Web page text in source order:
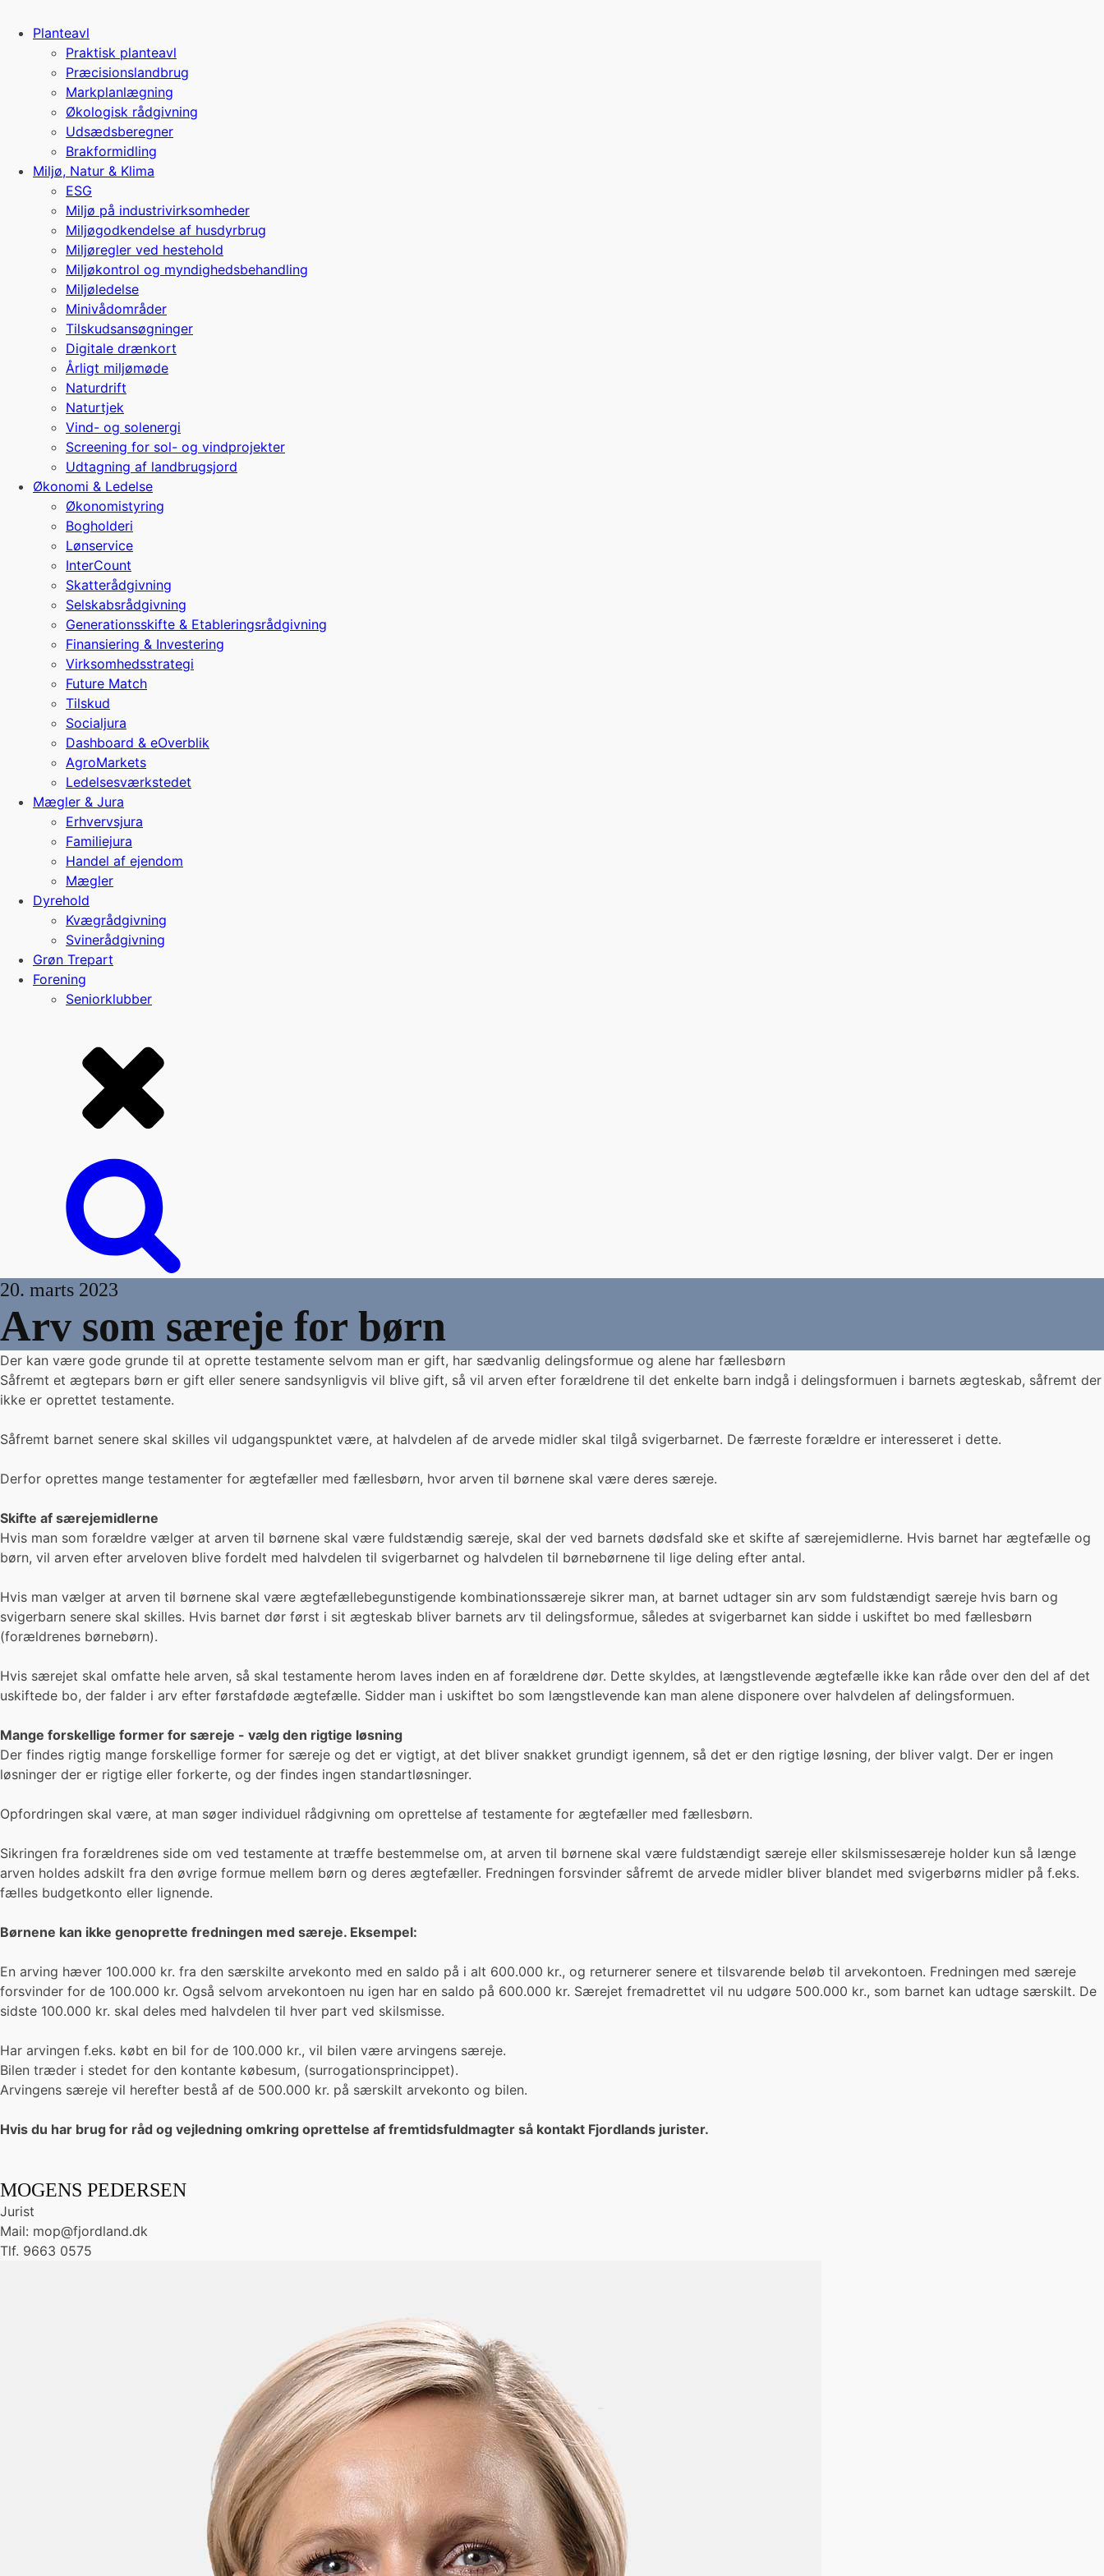
Planteavl
Praktisk planteavl
Præcisionslandbrug
Markplanlægning
Økologisk rådgivning
Udsædsberegner
Brakformidling
Miljø, Natur & Klima
ESG
Miljø på industrivirksomheder
Miljøgodkendelse af husdyrbrug
Miljøregler ved hestehold
Miljøkontrol og myndighedsbehandling
Miljøledelse
Minivådområder
Tilskudsansøgninger
Digitale drænkort
Årligt miljømøde
Naturdrift
Naturtjek
Vind- og solenergi
Screening for sol- og vindprojekter
Udtagning af landbrugsjord
Økonomi & Ledelse
Økonomistyring
Bogholderi
Lønservice
InterCount
Skatterådgivning
Selskabsrådgivning
Generationsskifte & Etableringsrådgivning
Finansiering & Investering
Virksomhedsstrategi
Future Match
Tilskud
Socialjura
Dashboard & eOverblik
AgroMarkets
Ledelsesværkstedet
Mægler & Jura
Erhvervsjura
Familiejura
Handel af ejendom
Mægler
Dyrehold
Kvægrådgivning
Svinerådgivning
Grøn Trepart
Forening
Seniorklubber
20. marts 2023
Arv som særeje for børn
Der kan være gode grunde til at oprette testamente selvom man er gift, har sædvanlig delingsformue og alene har fællesbørn
Såfremt et ægtepars børn er gift eller senere sandsynligvis vil blive gift, så vil arven efter forældrene til det enkelte barn indgå i delingsformuen i barnets ægteskab, såfremt der
ikke er oprettet testamente.
Såfremt barnet senere skal skilles vil udgangspunktet være, at halvdelen af de arvede midler skal tilgå svigerbarnet. De færreste forældre er interesseret i dette.
Derfor oprettes mange testamenter for ægtefæller med fællesbørn, hvor arven til børnene skal være deres særeje.
Skifte af særejemidlerne
Hvis man som forældre vælger at arven til børnene skal være fuldstændig særeje, skal der ved barnets dødsfald ske et skifte af særejemidlerne. Hvis barnet har ægtefælle og
børn, vil arven efter arveloven blive fordelt med halvdelen til svigerbarnet og halvdelen til børnebørnene til lige deling efter antal.
Hvis man vælger at arven til børnene skal være ægtefællebegunstigende kombinationssæreje sikrer man, at barnet udtager sin arv som fuldstændigt særeje hvis barn og
svigerbarn senere skal skilles. Hvis barnet dør først i sit ægteskab bliver barnets arv til delingsformue, således at svigerbarnet kan sidde i uskiftet bo med fællesbørn
(forældrenes børnebørn).
Hvis særejet skal omfatte hele arven, så skal testamente herom laves inden en af forældrene dør. Dette skyldes, at længstlevende ægtefælle ikke kan råde over den del af det
uskiftede bo, der falder i arv efter førstafdøde ægtefælle. Sidder man i uskiftet bo som længstlevende kan man alene disponere over halvdelen af delingsformuen.
Mange forskellige former for særeje - vælg den rigtige løsning
Der findes rigtig mange forskellige former for særeje og det er vigtigt, at det bliver snakket grundigt igennem, så det er den rigtige løsning, der bliver valgt. Der er ingen
løsninger der er rigtige eller forkerte, og der findes ingen standartløsninger.
Opfordringen skal være, at man søger individuel rådgivning om oprettelse af testamente for ægtefæller med fællesbørn.
Sikringen fra forældrenes side om ved testamente at træffe bestemmelse om, at arven til børnene skal være fuldstændigt særeje eller skilsmissesæreje holder kun så længe
arven holdes adskilt fra den øvrige formue mellem børn og deres ægtefæller. Fredningen forsvinder såfremt de arvede midler bliver blandet med svigerbørns midler på f.eks.
fælles budgetkonto eller lignende.
Børnene kan ikke genoprette fredningen med særeje. Eksempel:
En arving hæver 100.000 kr. fra den særskilte arvekonto med en saldo på i alt 600.000 kr., og returnerer senere et tilsvarende beløb til arvekontoen. Fredningen med særeje
forsvinder for de 100.000 kr. Også selvom arvekontoen nu igen har en saldo på 600.000 kr. Særejet fremadrettet vil nu udgøre 500.000 kr., som barnet kan udtage særskilt. De
sidste 100.000 kr. skal deles med halvdelen til hver part ved skilsmisse.
Har arvingen f.eks. købt en bil for de 100.000 kr., vil bilen være arvingens særeje.
Bilen træder i stedet for den kontante købesum, (surrogationsprincippet).
Arvingens særeje vil herefter bestå af de 500.000 kr. på særskilt arvekonto og bilen.
Hvis du har brug for råd og vejledning omkring oprettelse af fremtidsfuldmagter så kontakt Fjordlands jurister.
MOGENS PEDERSEN
Jurist
Mail: mop@fjordland.dk
Tlf. 9663 0575